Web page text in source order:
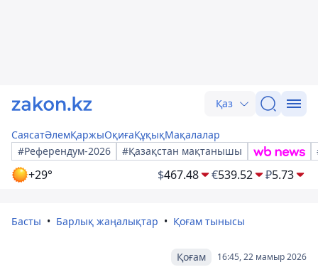
Қаз
СаясатӘлемҚаржыОқиғаҚұқықМақалалар
#Референдум-2026
#Қазақстан мақтанышы
+29° $467.48 €539.52 ₽5.73
Басты Барлық жаңалықтар Қоғам тынысы
16:45, 22 мамыр 2026
Қоғам